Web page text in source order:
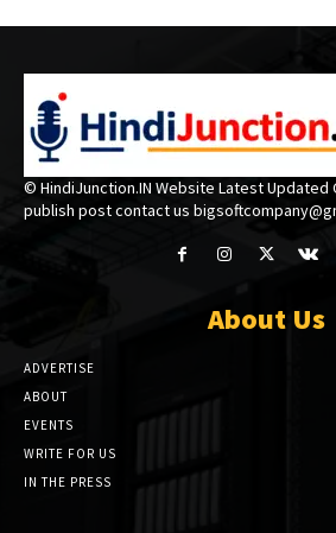
© HindiJunction.IN Website Latest
publish post contact us
About Us
ADVERTISE
ABOUT
EVENTS
WRITE FOR US
IN THE PRESS